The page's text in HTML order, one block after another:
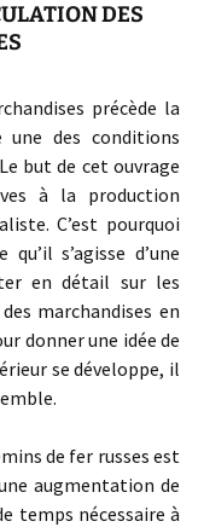
DES
précède la
une des conditions
but de cet ouvrage
à la production
C’est pourquoi
s’agisse d’une
en détail sur les
marchandises en
donner une idée de
se développe, il
de fer russes est
augmentation de
temps nécessaire à